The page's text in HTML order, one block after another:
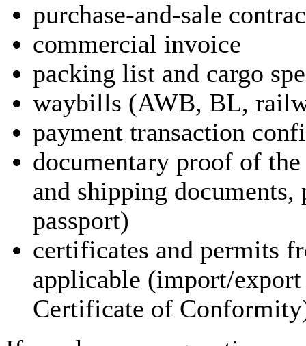
purchase-and-sale
commercial invoice
packing list and cargo
waybills (AWB, BL,
payment transaction
documentary proof of
and shipping
passport)
certificates and permits
applicable (import/
Certificate of